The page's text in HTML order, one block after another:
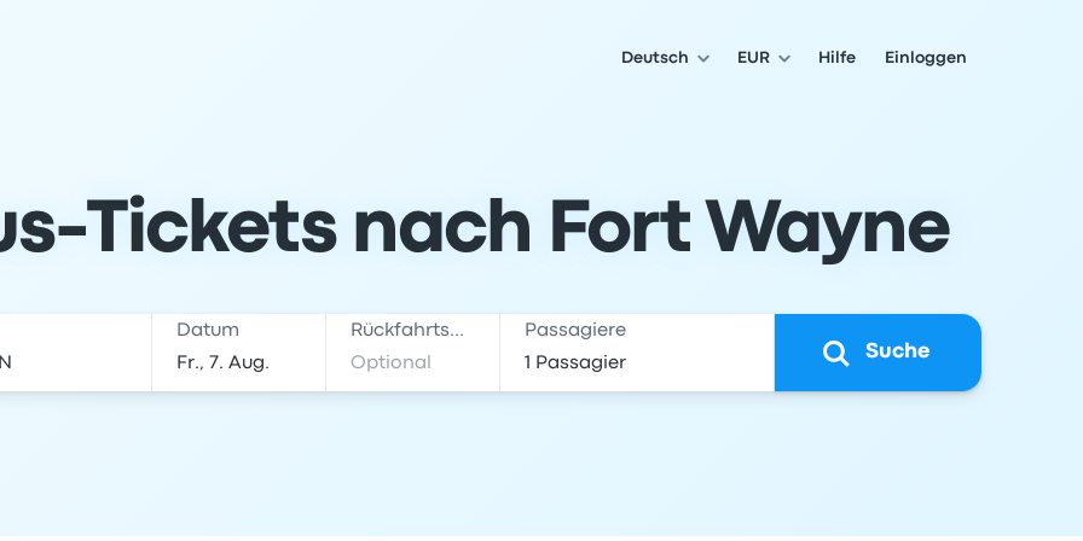
Deutsch EUR Hilfe Einloggen
Tickets nach Fort Wayne
Datum Rückfahrtsdatum Passagiere
Suche